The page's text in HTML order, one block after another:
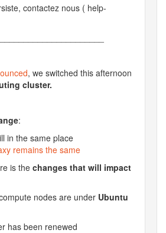
contactez nous ( help-
, we switched this afternoon
cluster.
:
in the same place
remains the same
is the changes that will impact
nodes are under Ubuntu
has been renewed